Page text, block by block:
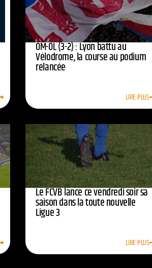
OM-OL (3-2) : Lyon battu au
Vélodrome, la course au podium
relancée
LIRE PLUS
Le FCVB lance ce vendredi soir sa
saison dans la toute nouvelle
Ligue 3
LIRE PLUS